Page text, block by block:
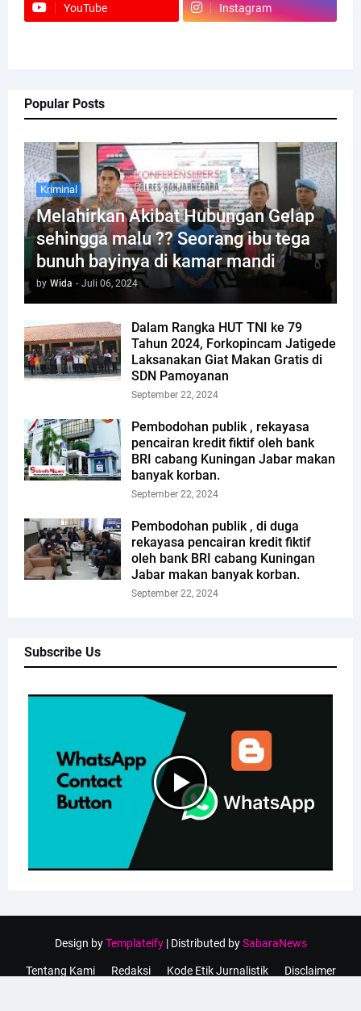
YouTube Instagram
Popular Posts
Kriminal
Melahirkan Akibat Hubungan Gelap
sehingga malu ?? Seorang ibu tega
bunuh bayinya di kamar mandi
by Wida - Juli 06, 2024
Dalam Rangka HUT TNI ke 79
Tahun 2024, Forkopincam Jatigede
Laksanakan Giat Makan Gratis di
SDN Pamoyanan
September 22, 2024
Pembodohan publik , rekayasa
pencairan kredit fiktif oleh bank
BRI cabang Kuningan Jabar makan
banyak korban.
September 22, 2024
Pembodohan publik , di duga
rekayasa pencairan kredit fiktif
oleh bank BRI cabang Kuningan
Jabar makan banyak korban.
September 22, 2024
Subscribe Us
Design byTemplateify| Distributed bySabaraNews
Tentang Kami Redaksi Kode Etik Jurnalistik
Disclaimer